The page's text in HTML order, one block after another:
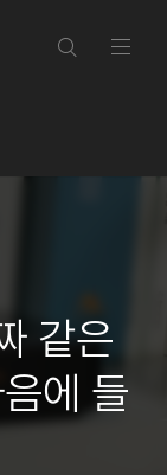
같은
에 들